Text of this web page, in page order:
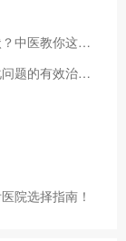
呼吸道疾病恢复后期出现咽干、微咳等症状？中医教你这样缓解
试管婴儿胚胎碎片多有办法治疗吗？碎片化问题的有效治疗方法探究！
院选择指南！